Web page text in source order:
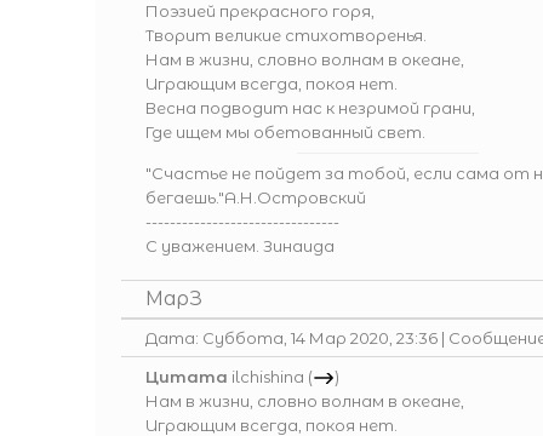
Поэзией прекрасного горя,
Творит великие стихотворенья.
Нам в жизни, словно волнам в океане,
Играющим всегда, покоя нет.
Весна подводит нас к незримой грани,
Где ищем мы обетованный свет.
"Счастье не пойдет за тобой, если сама от
бегаешь."А.Н.Островский
--------------------------------
С уважением. Зинаида
МарЗ
Дата: Суббота, 14 Мар 2020, 23:36 |
Цитата ilchishina (
)
Нам в жизни, словно волнам в океане,
Играющим всегда, покоя нет.